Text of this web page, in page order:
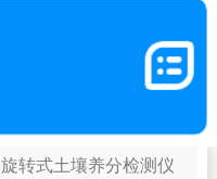
旋转式土壤养分检测仪